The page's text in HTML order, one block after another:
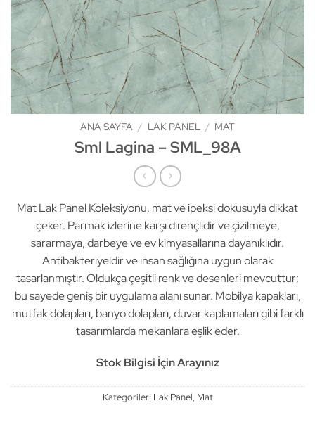
ANA SAYFA / LAK PANEL / MAT
Sml Lagina – SML_98A
Mat Lak Panel Koleksiyonu, mat ve ipeksi dokusuyla dikkat
çeker. Parmak izlerine karşı dirençlidir ve çizilmeye,
sararmaya, darbeye ve ev kimyasallarına dayanıklıdır.
Antibakteriyeldir ve insan sağlığına uygun olarak
tasarlanmıştır. Oldukça çeşitli renk ve desenleri mevcuttur;
bu sayede geniş bir uygulama alanı sunar. Mobilya kapakları,
mutfak dolapları, banyo dolapları, duvar kaplamaları gibi farklı
tasarımlarda mekanlara eşlik eder.
Stok Bilgisi İçin Arayınız
Kategoriler: Lak Panel, Mat